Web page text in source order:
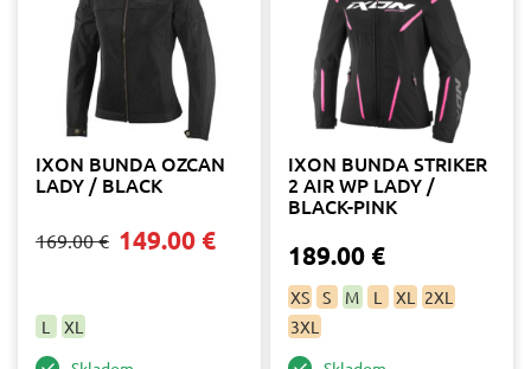
IXON BUNDA OZCAN
LADY / BLACK
169.00 € 149.00 €
L
XL
IXON BUNDA STRIKER
2 AIR WP LADY /
BLACK-PINK
189.00 €
XS S M L XL
2XL
3XL